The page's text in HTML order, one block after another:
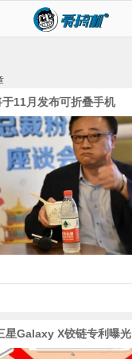
11月发布可折叠手机
星Galaxy X铰链专利曝光